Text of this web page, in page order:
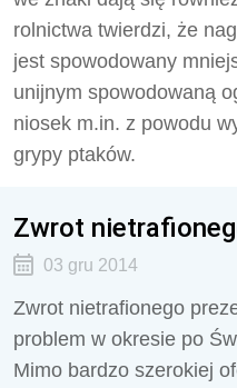
rolnictwa twierdzi, że
jest spowodowany
unijnym spowodowaną
niosek m.in. z powodu
grypy ptaków.
Zwrot
03 gru 2014
Zwrot nietrafionego
problem w okresie po
Mimo bardzo szerokiej